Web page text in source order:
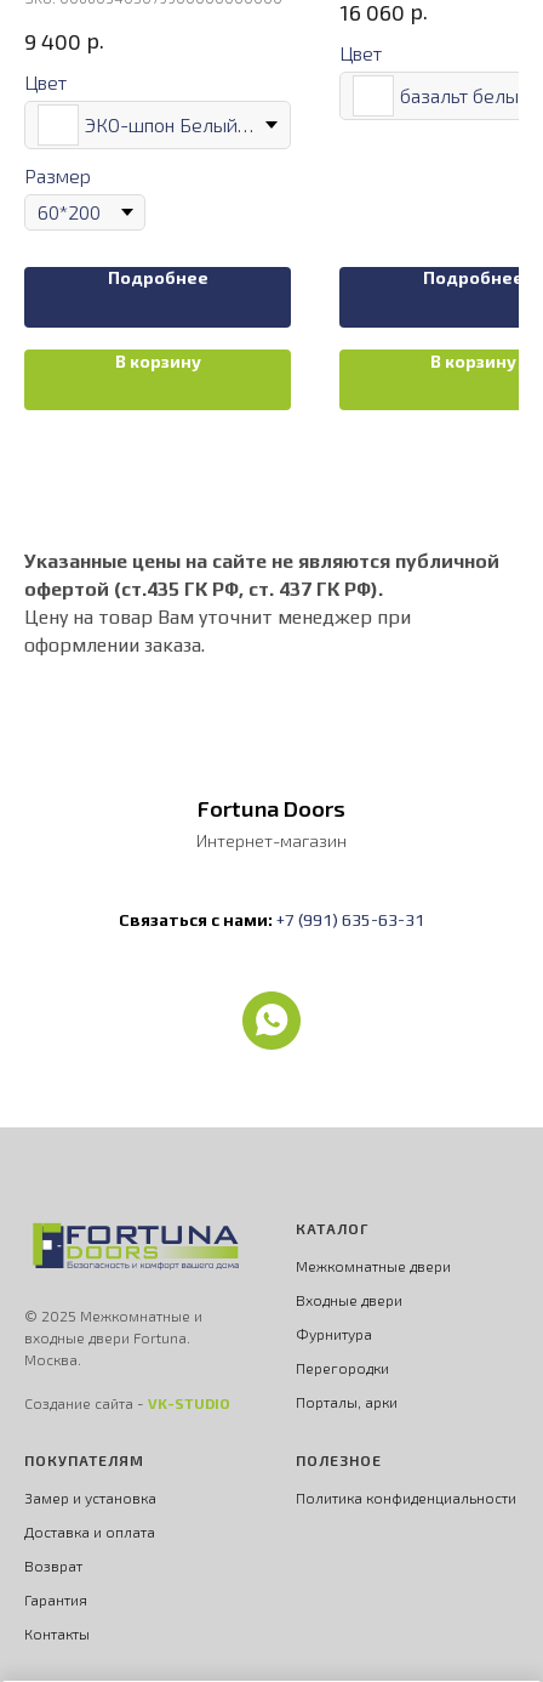
9 400 р.
Цвет
ЭКО-шпон Белый лёд
Размер
Подробнее
В корзину
16 060 р.
Цвет
базальт белый
Подробнее
В корзину
Указанные цены на сайте не являются публичной
офертой (ст.435 ГК РФ, cт. 437 ГК РФ).
Цену на товар Вам уточнит менеджер при
оформлении заказа.
Fortuna Doors
Интернет-магазин
Связаться с нами: +7 (991) 635-63-31
© 2025 Межкомнатные и
входные двери Fortuna.
Москва.
Создание сайта - VK-STUDIO
КАТАЛОГ
Межкомнатные двери
Входные двери
Фурнитура
Перегородки
Порталы, арки
ПОКУПАТЕЛЯМ
Замер и установка
Доставка и оплата
Возврат
Гарантия
Контакты
ПОЛЕЗНОЕ
Политика конфиденциальности